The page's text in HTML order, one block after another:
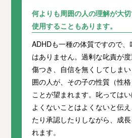
何よりも周囲の人の理解が大
使用することもあります。
ADHDも一種の体質ですので
はありません。過剰な叱責が
傷つき、自信を無くしてしま
囲の人が、その子の性質（性
ことが望まれます。叱ってはい
よくないことはよくないと伝
たり承認したりしながら、成
れます。